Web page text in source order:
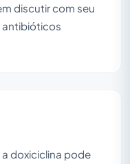
discutir com seu
antibióticos
doxiciclina pode